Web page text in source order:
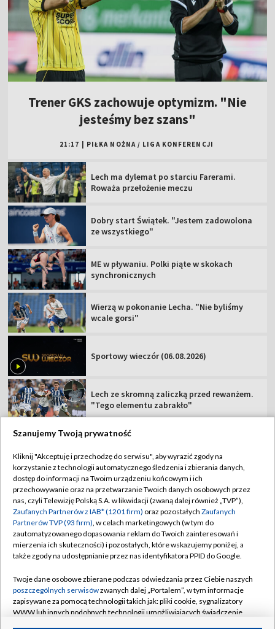
Trener GKS zachowuje optymizm. "Nie
jesteśmy bez szans"
21:17 PIŁKA NOŻNA / LIGA KONFERENCJI
Lech ma dylemat po starciu Farerami.
Roważa przełożenie meczu
Dobry start Świątek. "Jestem zadowolona
ze wszystkiego"
ME w pływaniu. Polki piąte w skokach
synchronicznych
Wierzą w pokonanie Lecha. "Nie byliśmy
wcale gorsi"
Sportowy wieczór (06.08.2026)
Lech ze skromną zaliczką przed rewanżem.
"Tego elementu zabrakło"
TVP
Abonament TVP
Sklep TVP
Biuro Reklamy
Oferta Handlowa
Emisja w TVP
Rada Programowa
Regulamin TVP
Polityka prywatności
Moje zgody
Biuro reklamy
Kanały
Szanujemy Twoją prywatność
Kliknij "Akceptuję i przechodzę do serwisu", aby wyrazić zgody na
korzystanie z technologii automatycznego śledzenia i zbierania danych,
dostęp do informacji na Twoim urządzeniu końcowym i ich
przechowywanie oraz na przetwarzanie Twoich danych osobowych przez
nas, czyli Telewizję Polską S.A. w likwidacji (zwaną dalej również „TVP”),
Zaufanych Partnerów z IAB* (1201 firm) oraz pozostałych Zaufanych
Partnerów TVP (93 firm), w celach marketingowych (w tym do
zautomatyzowanego dopasowania reklam do Twoich zainteresowań i
mierzenia ich skuteczności) i pozostałych, które wskazujemy poniżej, a
także zgody na udostępnianie przez nas identyfikatora PPID do Google.
Twoje dane osobowe zbierane podczas odwiedzania przez Ciebie naszych
poszczególnych serwisówzwanych dalej „Portalem”, w tym informacje
zapisywane za pomocą technologii takich jak: pliki cookie, sygnalizatory
WWW lub innych podobnych technologii umożliwiających świadczenie